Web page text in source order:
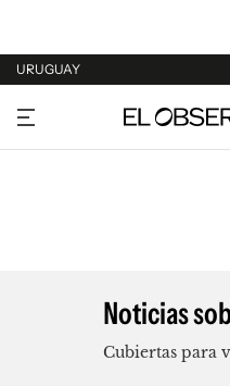
URUGUAY
URUGUAY
ARGENTINA
Noticias
Cubiertas para